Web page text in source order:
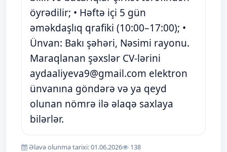
öyrədilir; • Həftə içi 5 gün
əməkdaşlıq qrafiki (10:00–17:00); •
Ünvan: Bakı şəhəri, Nəsimi rayonu.
Maraqlanan şəxslər CV-lərini
aydaaliyeva9@gmail.com elektron
ünvanına göndərə və ya qeyd
olunan nömrə ilə əlaqə saxlaya
bilərlər.
Əlavə olunma tarixi: 01.06.2026 138